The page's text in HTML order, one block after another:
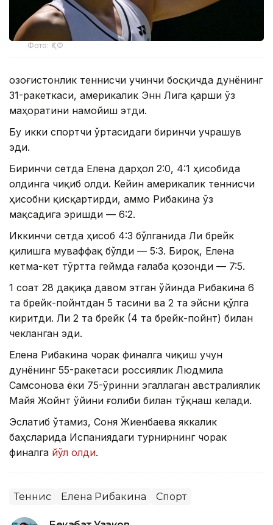
Фото: ҚТФ
Қозоғистонлик теннисчи учинчи босқичда дунёнинг
31-ракеткаси, америкалик Энн Лига қарши ўз
маҳоратини намойиш этди.
Бу икки спортчи ўртасидаги биринчи учрашув
эди.
Биринчи сетда Елена дарҳол 2:0, 4:1 ҳисобида
олдинга чиқиб олди. Кейин америкалик теннисчи
ҳисобни қисқартирди, аммо Рибакина ўз
мақсадига эришди — 6:2.
Иккинчи сетда ҳисоб 4:3 бўлганида Ли брейк
қилишга муваффақ бўлди — 5:3. Бироқ, Елена
кетма-кет тўртта геймда ғалаба қозонди — 7:5.
1 соат 28 дақиқа давом этган ўйинда Рибакина 6
та брейк-пойнтдан 5 тасини ва 2 та эйсни қўлга
киритди. Ли 2 та брейк (4 та брейк-пойнт) билан
чекланган эди.
Елена Рибакина чорак финалга чиқиш учун
дунёнинг 55-ракетаси россиялик Людмила
Самсонова ёки 75-ўринни эгаллаган австралиялик
Майя Жойнт ўйини ғолиби билан тўқнаш келади.
Эслатиб ўтамиз, Соня Жиенбаева яккалик
баҳсларида Испаниядаги турнирнинг чорак
финалга йўл олди.
Теннис Елена Рибакина Спорт